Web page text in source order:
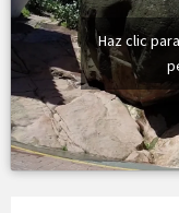
Haz clic